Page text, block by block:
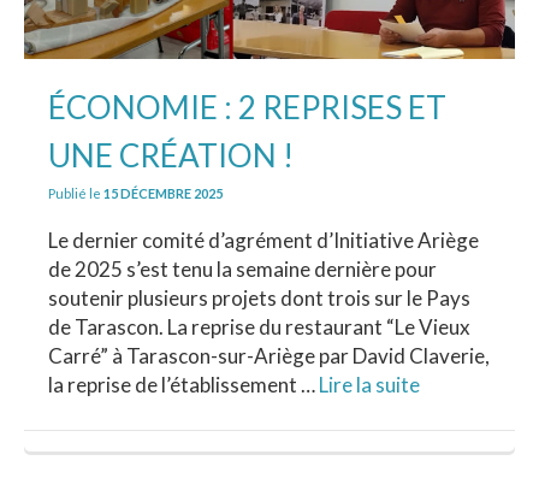
ÉCONOMIE : 2 REPRISES ET
UNE CRÉATION !
Publié le 15 DÉCEMBRE 2025
Le dernier comité d’agrément d’Initiative Ariège
de 2025 s’est tenu la semaine dernière pour
soutenir plusieurs projets dont trois sur le Pays
de Tarascon. La reprise du restaurant “Le Vieux
Carré” à Tarascon-sur-Ariège par David Claverie,
la reprise de l’établissement …Lire la suite